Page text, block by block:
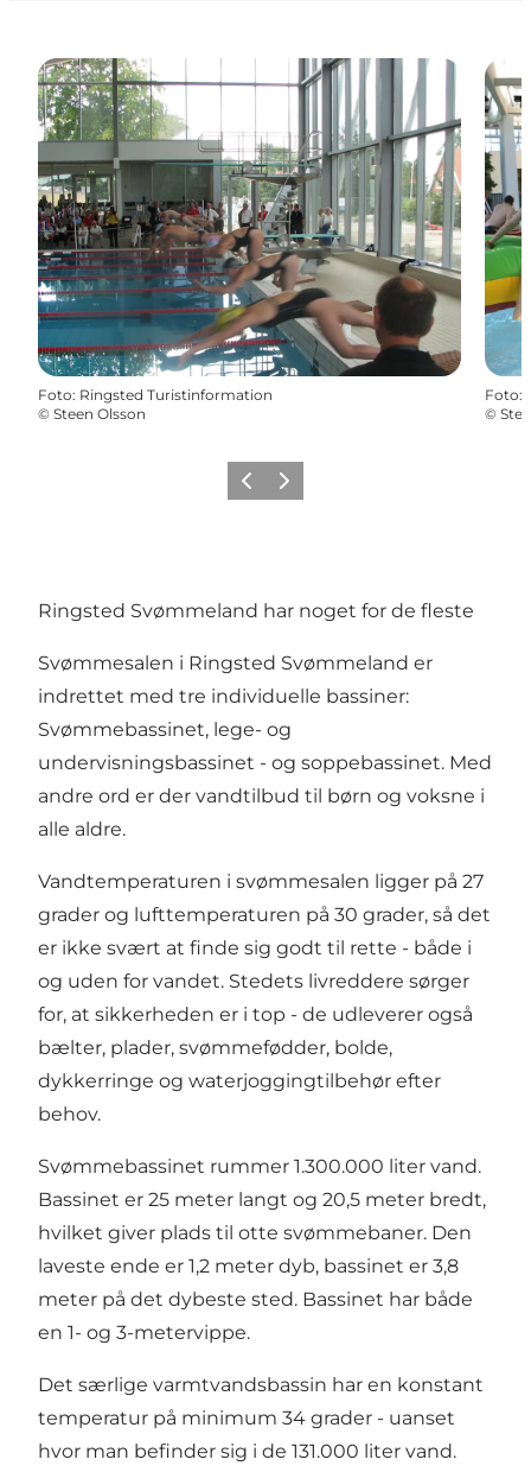
Foto: Ringsted Turistinformation
© Steen Olsson
Foto:
©
ForrigeNæste
Ringsted Svømmeland har noget for de fleste
Svømmesalen i Ringsted Svømmeland er
indrettet med tre individuelle bassiner:
Svømmebassinet, lege- og
undervisningsbassinet - og soppebassinet. Med
andre ord er der vandtilbud til børn og voksne i
alle aldre.
Vandtemperaturen i svømmesalen ligger på 27
grader og lufttemperaturen på 30 grader, så det
er ikke svært at finde sig godt til rette - både i
og uden for vandet. Stedets livreddere sørger
for, at sikkerheden er i top - de udleverer også
bælter, plader, svømmefødder, bolde,
dykkerringe og waterjoggingtilbehør efter
behov.
Svømmebassinet rummer 1.300.000 liter vand.
Bassinet er 25 meter langt og 20,5 meter bredt,
hvilket giver plads til otte svømmebaner. Den
laveste ende er 1,2 meter dyb, bassinet er 3,8
meter på det dybeste sted. Bassinet har både
en 1- og 3-metervippe.
Det særlige varmtvandsbassin har en konstant
temperatur på minimum 34 grader - uanset
hvor man befinder sig i de 131.000 liter vand.